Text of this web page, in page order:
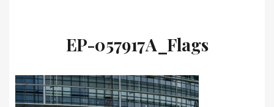
EP-057917A_Flags